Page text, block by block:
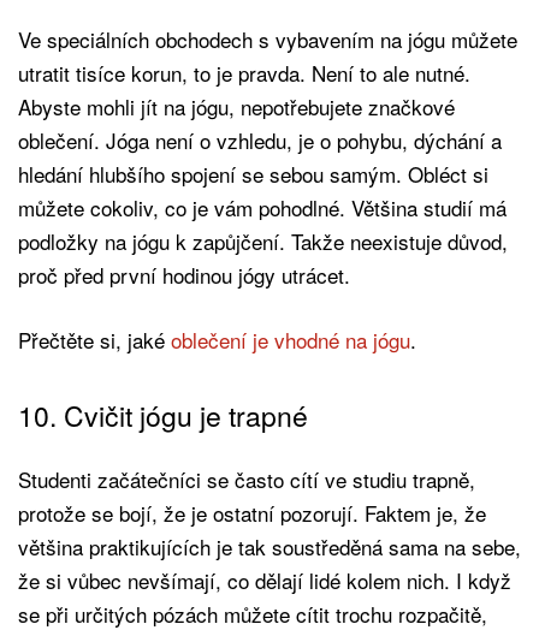
Ve speciálních obchodech s vybavením na jógu můžete
utratit tisíce korun, to je pravda. Není to ale nutné.
Abyste mohli jít na jógu, nepotřebujete značkové
oblečení. Jóga není o vzhledu, je o pohybu, dýchání a
hledání hlubšího spojení se sebou samým. Obléct si
můžete cokoliv, co je vám pohodlné. Většina studií má
podložky na jógu k zapůjčení. Takže neexistuje důvod,
proč před první hodinou jógy utrácet.
Přečtěte si, jaké oblečení je vhodné na jógu.
10. Cvičit jógu je trapné
Studenti začátečníci se často cítí ve studiu trapně,
protože se bojí, že je ostatní pozorují. Faktem je, že
většina praktikujících je tak soustředěná sama na sebe,
že si vůbec nevšímají, co dělají lidé kolem nich. I když
se při určitých pózách můžete cítit trochu rozpačitě,